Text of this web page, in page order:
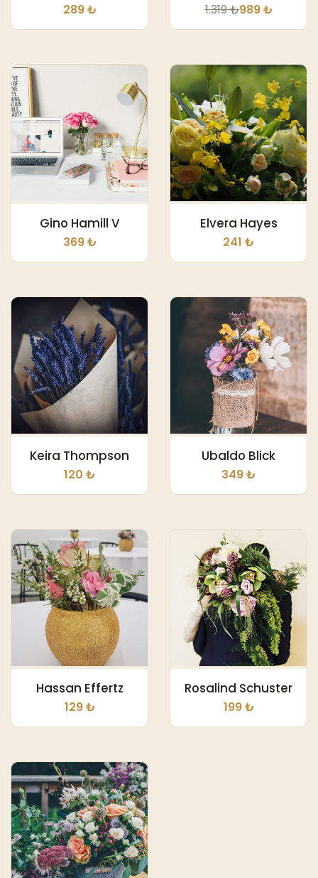
289 ₺ 1.319 ₺989 ₺
Gino Hamill V
369 ₺
Elvera Hayes
241 ₺
Keira Thompson
120 ₺
Ubaldo Blick
349 ₺
Hassan Effertz
129 ₺
Rosalind Schuster
199 ₺